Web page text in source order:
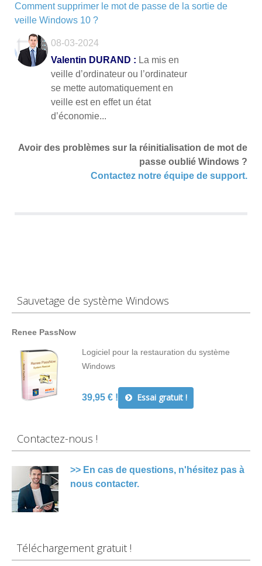
Comment supprimer le mot de passe de la sortie de
veille Windows 10 ?
08-03-2024
Valentin DURAND : La mis en
veille d’ordinateur ou l’ordinateur
se mette automatiquement en
veille est en effet un état
d’économie...
Avoir des problèmes sur la réinitialisation de mot de
passe oublié Windows ?
Contactez notre équipe de support.
Sauvetage de système Windows
Renee PassNow
Logiciel pour la restauration du système
Windows
39,95 € ! Essai gratuit !
Contactez-nous !
>> En cas de questions, n'hésitez pas à
nous contacter.
Téléchargement gratuit !